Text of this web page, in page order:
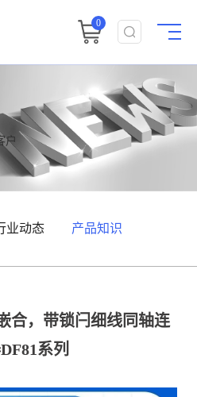
0
户
业动态 产品知识
合，带锁闩细线同轴连
系列